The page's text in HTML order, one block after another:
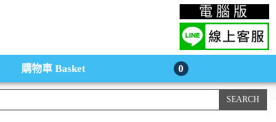
電腦版
購物車 Basket 0